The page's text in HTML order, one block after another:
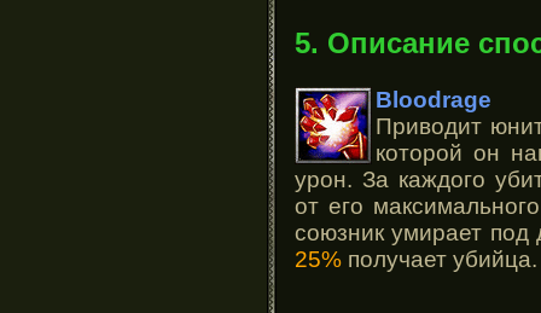
5. Описание
Bloodrage
Приводит
которой он
урон. За каждого
от его
союзник умирает под
25% получает убийца.